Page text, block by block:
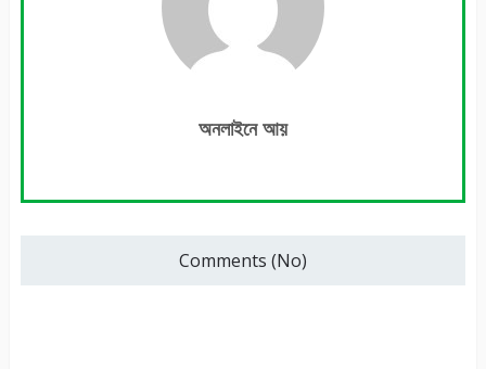
অনলাইনে আয়
Comments (No)